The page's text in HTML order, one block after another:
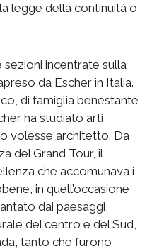
legge della continuità o
incentrate sulla
da Escher in Italia.
di famiglia benestante
ha studiato arti
volesse architetto. Da
del Grand Tour, il
che accomunava i
in quell’occasione
dai paesaggi,
del centro e del Sud,
tanto che furono